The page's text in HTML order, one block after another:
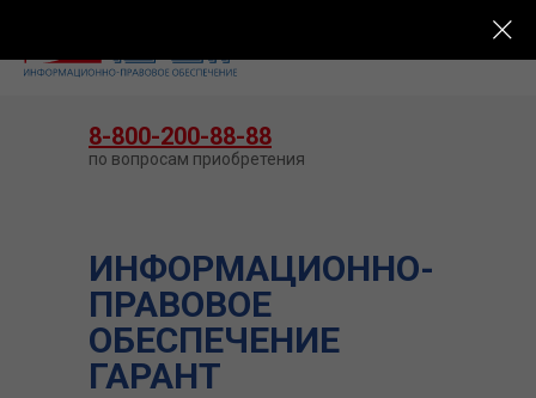
ИНФОРМАЦИОННО-
ПРАВОВОЕ
ОБЕСПЕЧЕНИЕ
ГАРАНТ
8-800-200-88-88
по вопросам приобретения